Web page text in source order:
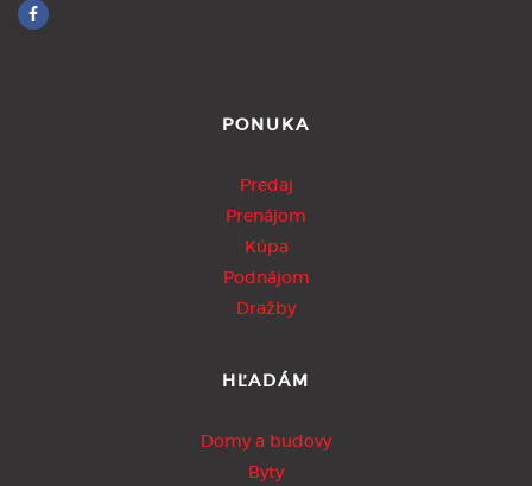
PONUKA
Predaj
Prenájom
Kúpa
Podnájom
Dražby
HĽADÁM
Domy a budovy
Byty